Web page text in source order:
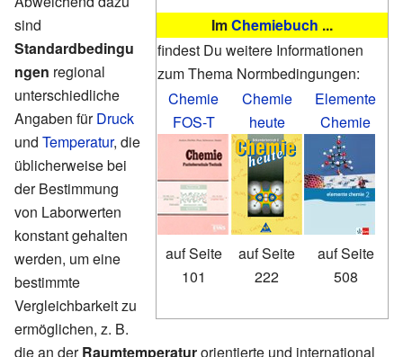
ImChemiebuch ...
findest Du weitere Informationen
zum Thema Normbedingungen:
Chemie
FOS-T
auf Seite
101
Chemie
heute
auf Seite
222
Elemente
Chemie
auf Seite
508
sind
Standardbedingu
ngen regional
unterschiedliche
Angaben fürDruck
und Temperatur, die
üblicherweise bei
der Bestimmung
von Laborwerten
konstant gehalten
werden, um eine
bestimmte
Vergleichbarkeit zu
ermöglichen, z. B.
die an derRaumtemperaturorientierte und international